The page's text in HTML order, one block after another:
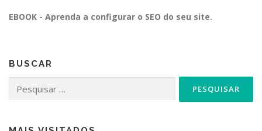
EBOOK - Aprenda a configurar o SEO do seu site.
BUSCAR
por: